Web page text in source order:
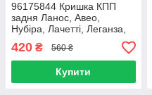
96175844 Кришка КПП
задня Ланос, Авео,
Нубіра, Лачетті, Леганза,
Еванда, Такума (що в GM)
оригінал
420 ₴ 560 ₴
Купити